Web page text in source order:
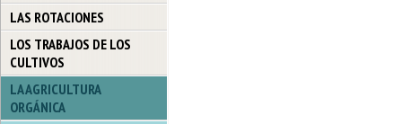
LAS ROTACIONES
LOS TRABAJOS DE LOS
CULTIVOS
LA AGRICULTURA
ORGÁNICA